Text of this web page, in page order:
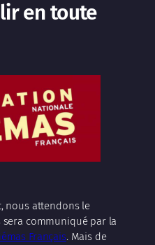
en toute
nous attendons le
communiqué par la
Français. Mais de